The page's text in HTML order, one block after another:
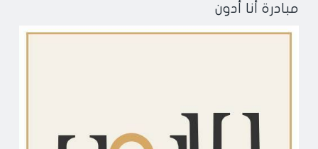
مبادرة أنا أدون